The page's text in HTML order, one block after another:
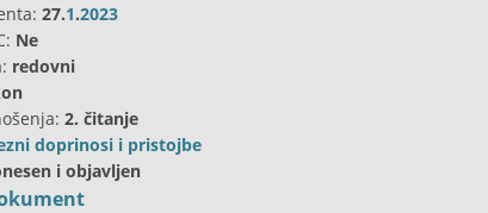
27.1.2023
Ne
redovni
2. čitanje
doprinosi i pristojbe
i objavljen